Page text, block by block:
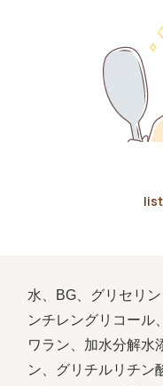
水、BG、グリセリ
ンチレングリコール
ワラン、加水分解水
ン、グリチルリチン